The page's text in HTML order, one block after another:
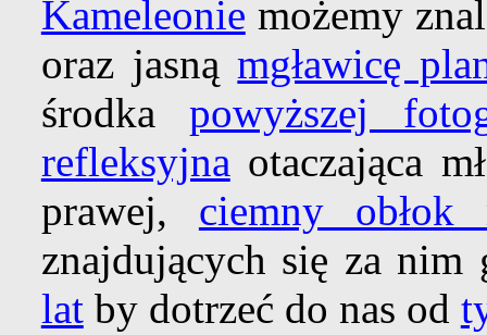
Kameleonie możemy
oraz jasnąmgławicę
środkapowyższej
refleksyjna otaczająca
prawej, ciemny obłok
znajdujących się za nim
latby dotrzeć do nas od